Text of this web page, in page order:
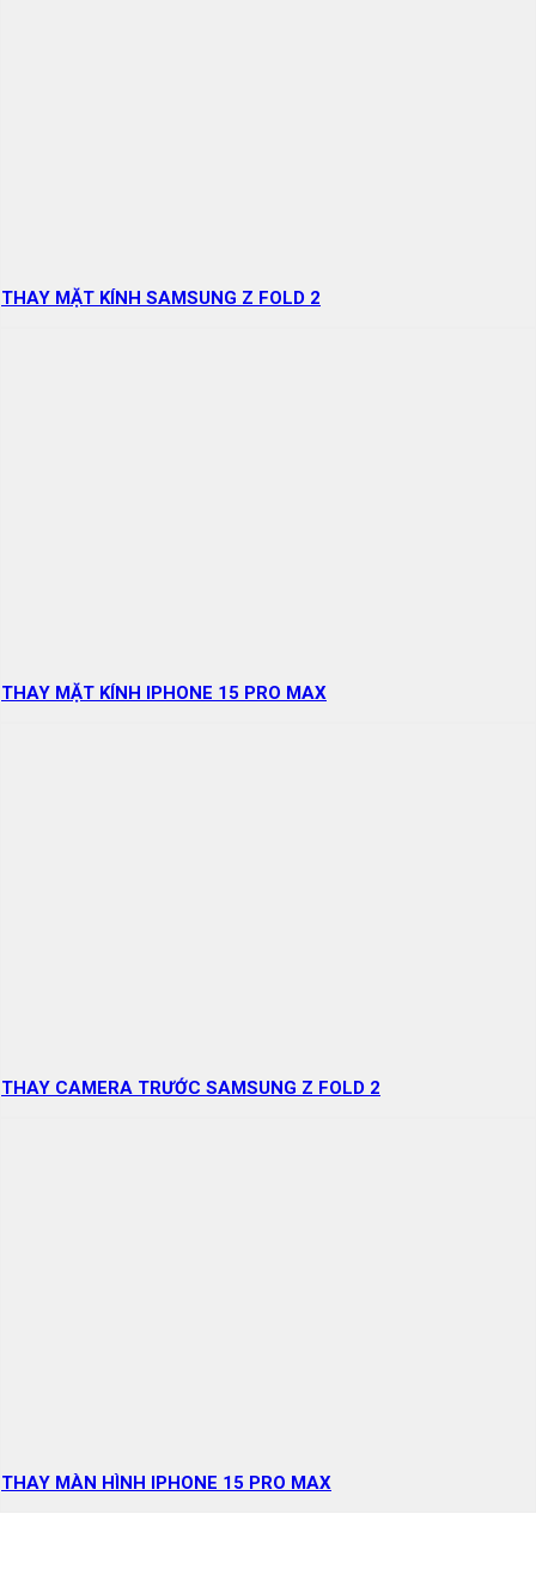
THAY MẶT KÍNH SAMSUNG Z FOLD 2
THAY MẶT KÍNH IPHONE 15 PRO MAX
THAY CAMERA TRƯỚC SAMSUNG Z FOLD 2
THAY MÀN HÌNH IPHONE 15 PRO MAX